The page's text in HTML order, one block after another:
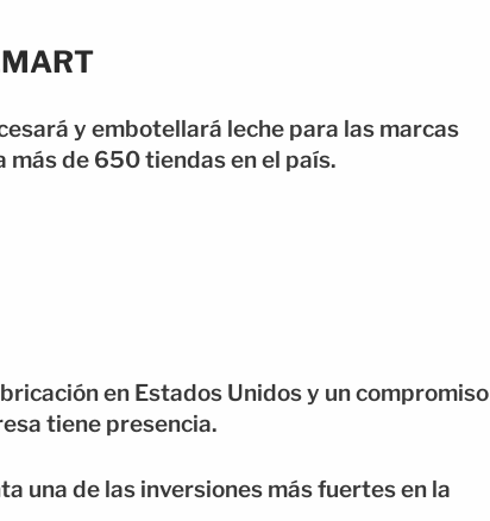
y embotellará leche para las marcas
de 650 tiendas en el país.
en Estados Unidos y un compromiso
tiene presencia.
una de las inversiones más fuertes en la